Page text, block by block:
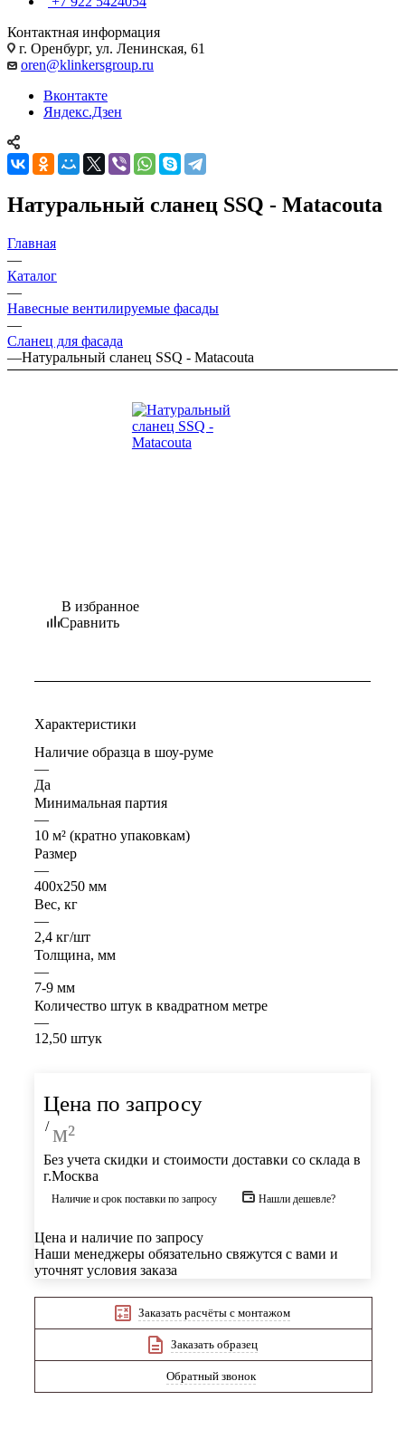
Контактная информация
г. Оренбург, ул. Ленинская, 61
oren@klinkersgroup.ru
Вконтакте
Яндекс.Дзен
Натуральный сланец SSQ - Matacouta
Главная
—
Каталог
—
Навесные вентилируемые фасады
—
Сланец для фасада
—Натуральный сланец SSQ - Matacouta
В избранное
Сравнить
Характеристики
Наличие образца в шоу-руме
—
Да
Минимальная партия
—
10 м² (кратно упаковкам)
Размер
—
400х250 мм
Вес, кг
—
2,4 кг/шт
Толщина, мм
—
7-9 мм
Количество штук в квадратном метре
—
12,50 штук
Цена по запросу
/ м²
Без учета скидки и стоимости доставки со склада в
г.Москва
Наличие и срок поставки по запросу Нашли дешевле?
Цена и наличие по запросу
Наши менеджеры обязательно свяжутся с вами и
уточнят условия заказа
Заказать расчёты с монтажом
Заказать образец
Обратный звонок